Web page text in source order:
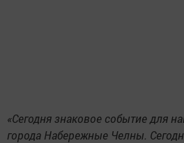
«Сегодня знаковое событие для
города Набережные Челны.